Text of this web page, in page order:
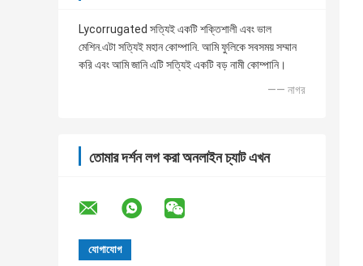
Lycorrugated সত্যিই একটি শক্তিশালী এবং ভাল
মেশিন.এটা সত্যিই মহান কোম্পানি. আমি ফুলিকে সবসময় সম্মান
করি এবং আমি জানি এটি সত্যিই একটি বড় নামী কোম্পানি।
—— নাগর
তোমার দর্শন লগ করা অনলাইন চ্যাট এখন